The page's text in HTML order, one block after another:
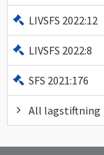
LIVSFS 2022:12
LIVSFS 2022:8
SFS 2021:176
All lagstiftning